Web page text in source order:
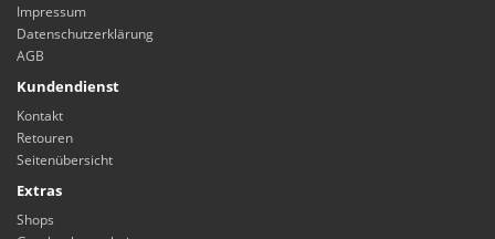
Impressum
Datenschutzerklärung
AGB
Kundendienst
Kontakt
Retouren
Seitenübersicht
Extras
Shops